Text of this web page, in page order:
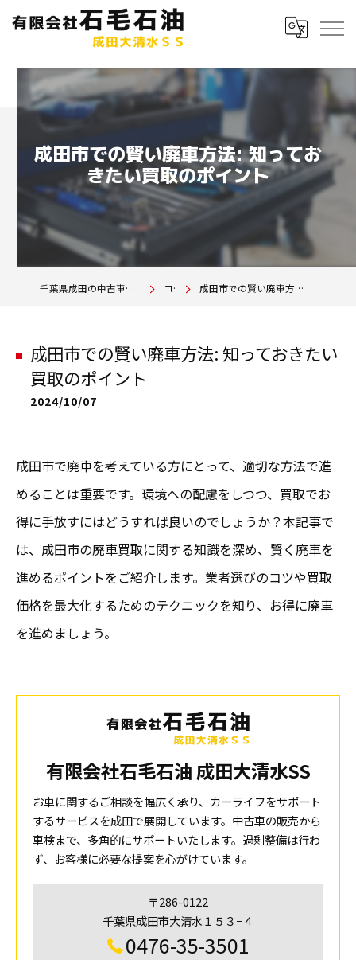
成田市での賢い廃車方法: 知ってお
きたい買取のポイント
千葉県成田の中古車は有限会社石毛石油 成田大清水SS コラム 成田市での賢い廃車方法: 知っておきたい買取のポイント
成田市での賢い廃車方法: 知っておきたい
買取のポイント
2024/10/07
成田市で廃車を考えている方にとって、適切な方法で進
めることは重要です。環境への配慮をしつつ、買取でお
得に手放すにはどうすれば良いのでしょうか？本記事で
は、成田市の廃車買取に関する知識を深め、賢く廃車を
進めるポイントをご紹介します。業者選びのコツや買取
価格を最大化するためのテクニックを知り、お得に廃車
を進めましょう。
有限会社石毛石油 成田大清水SS
お車に関するご相談を幅広く承り、カーライフをサポート
するサービスを成田で展開しています。中古車の販売から
車検まで、多角的にサポートいたします。過剰整備は行わ
ず、お客様に必要な提案を心がけています。
〒286-0122
千葉県成田市大清水１５３−４
0476-35-3501